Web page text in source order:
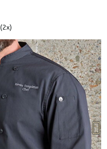
(2x)